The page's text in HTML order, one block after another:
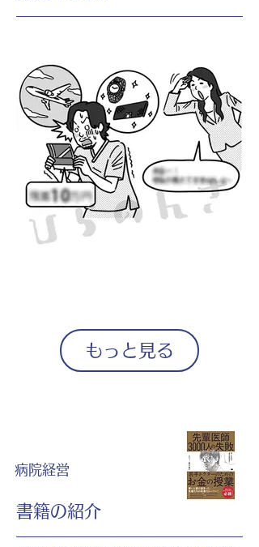
もっと見る
病院経営
書籍の紹介